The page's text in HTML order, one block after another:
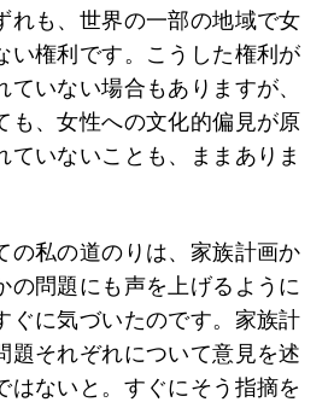
れも、世界の一部の地域で女
い権利です。こうした権利が
いない場合もありますが、
も、女性への文化的偏見が原
ていないことも、ままありま
の私の道のりは、家族計画か
の問題にも声を上げるように
ぐに気づいたのです。家族計
題それぞれについて意見を述
はないと。すぐにそう指摘を